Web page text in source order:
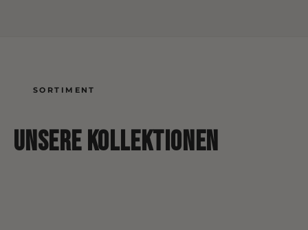
SORTIMENT
Unsere Kollektionen
Damen
KOLLEKTION
Herren
KOLLEKTION
Kinder
KOLLEKTION KOLLEKTION